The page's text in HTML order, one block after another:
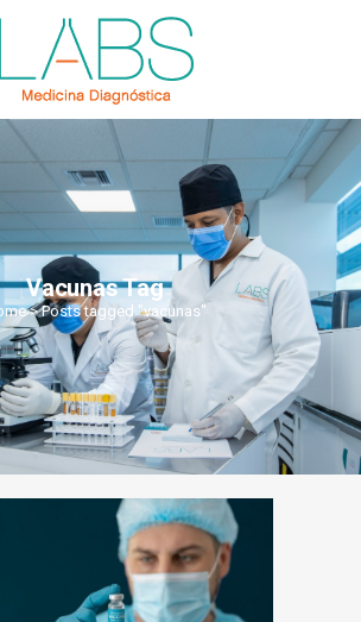
Vacunas Tag
>Posts tagged "vacunas"